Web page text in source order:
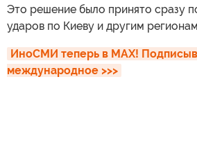
Это решение было принято сразу
ударов по Киеву и другим
ИноСМИ теперь в MAX!
международное >>>